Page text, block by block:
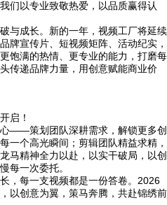
们以专业致敬热爱，以品质赢得认
与成长。新的一年，视频工厂将延续
牌宣传片、短视频矩阵、活动纪实，
饱满的热情、更专业的能力，打磨每
传递品牌力量，用创意赋能商业价
启！
——策划团队深耕需求，解锁更多创
一个高光瞬间；剪辑团队精益求精，
马精神全力以赴，以实干破局，以创
每一次委托。
，每一支视频都是一份答卷。2026
以创意为翼，策马奔腾，共赴锦绣前